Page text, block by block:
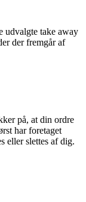
udvalgte take away
der fremgår af
på, at din ordre
har foretaget
eller slettes af dig.